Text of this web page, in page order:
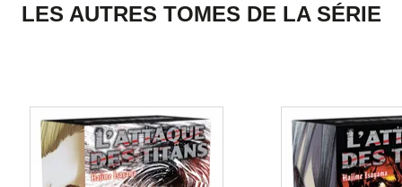
LES AUTRES TOMES DE LA SÉRIE